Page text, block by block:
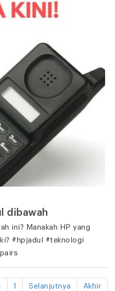
dibawah
ini? Manakah HP yang
#hpjadul #teknologi
1 Selanjutnya Akhir